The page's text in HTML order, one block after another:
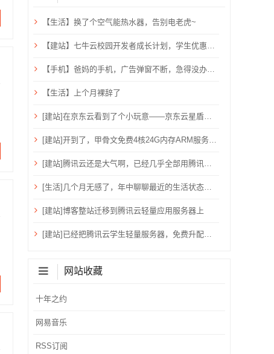
【生活】换了个空气能热水器，告别电老虎~
【建站】七牛云校园开发者成长计划，学生优惠，需验证学生邮箱
【手机】爸妈的手机，广告弹窗不断，急得没办法只能关机重启？用ADB卸载快应用框架！
【生活】上个月裸辞了
[建站]在京东云看到了个小玩意——京东云星盾安全加速。
[建站]开到了，甲骨文免费4核24G内存ARM服务器~
[建站]腾讯云还是大气啊，已经几乎全部用腾讯云了！
[生活]几个月无感了，年中聊聊最近的生活状态吧！
[建站]博客整站迁移到腾讯云轻量应用服务器上
[建站]已经把腾讯云学生轻量服务器，免费升配到：2核心、4G内存、6M带宽、80G硬盘、1200G流量
网站收藏
十年之约
网易音乐
RSS订阅